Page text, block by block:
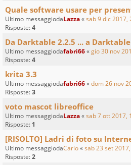
Quale software usare per
Ultimo messaggiodaLazza«sab 9 dic 2017,
Risposte:4
Da Darktable 2.2.5 ... a Darktable
Ultimo messaggiodafabri66«gio 30 nov
Risposte:4
krita 3.3
Ultimo messaggiodafabri66«dom 26 nov
Risposte:3
voto mascot libreoffice
Ultimo messaggiodaLazza«sab 7 ott 2017,
Risposte: 1
[RISOLTO] Ladri di foto su
Ultimo messaggiodaCarlo«sab 23 set
Risposte:2